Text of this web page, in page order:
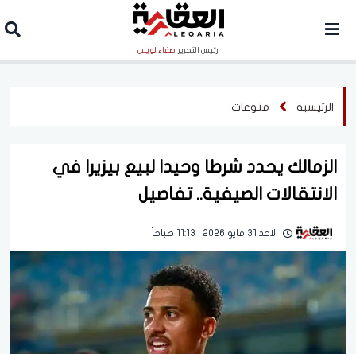
رئيس التحرير صفاء لويس
الرئيسية منوعات
الزمالك يحدد شرطا وحيدا لبيع بيزيرا في
الانتقالات الصيفية.. تفاصيل
الاحد 31 مايو 2026 | 11:13 صباحاً